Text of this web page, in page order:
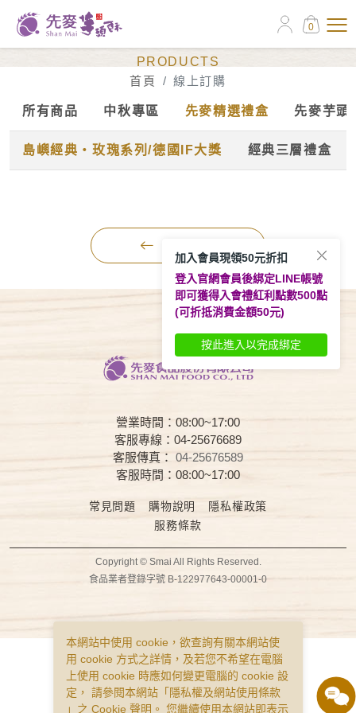
0
PRODUCTS
首頁
線上訂購
所有商品 中秋專區 先麥精選禮盒 先麥芋頭
島嶼經典‧玫瑰系列/德國IF大獎 經典三層禮盒
營業時間：08:00~17:00
客服專線：04-25676689
客服傳真： 04-25676589
客服時間：08:00~17:00
常見問題 購物說明
隱私權政策
服務條款
Copyright © Smai All Rights Reserved.
食品業者登錄字號 B-122977643-00001-0
本網站中使用 cookie，欲查詢有關本網站使
用 cookie 方式之詳情，及若您不希望在電腦
上使用 cookie 時應如何變更電腦的 cookie 設
定， 請參閱本網站「 隱私權及網站使用條款
」之 Cookie 聲明。 您繼續使用本網站即表示
加入會員現領50元折扣
登入官網會員後綁定LINE帳號
即可獲得入會禮紅利點數500點
(可折抵消費金額50元)
按此進入以完成綁定